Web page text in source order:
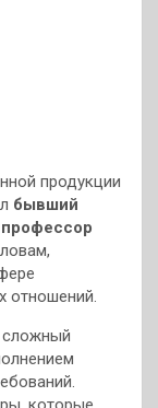
продукции
бывший
отношений.
сложный